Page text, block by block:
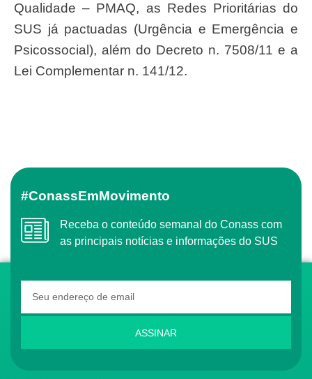
Qualidade – PMAQ, as Redes Prioritárias do
SUS já pactuadas (Urgência e Emergência e
Psicossocial), além do Decreto n. 7508/11 e a
Lei Complementar n. 141/12.
#ConassEmMovimento
Receba o conteúdo semanal do Conass com
as principais notícias e informações do SUS
ASSINAR